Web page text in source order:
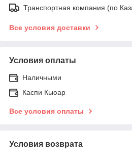
Транспортная компания (по
Все условия доставки
Условия оплаты
Наличными
Каспи Кьюар
Все условия оплаты
Условия возврата